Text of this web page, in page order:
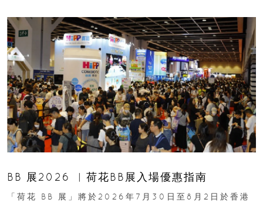
BB 展2026 ︳荷花BB展入場優惠指南
「荷花 BB 展」將於2026年7月30日至8月2日於香港